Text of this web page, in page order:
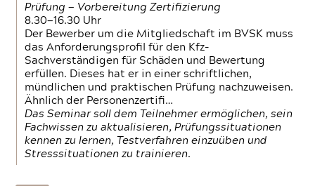
Prüfung — Vorbereitung Zertifizierung
8.30—16.30 Uhr
Der Bewerber um die Mitgliedschaft im BVSK muss
das Anforderungsprofil für den Kfz-
Sachverständigen für Schäden und Bewertung
erfüllen. Dieses hat er in einer schriftlichen,
mündlichen und praktischen Prüfung nachzuweisen.
Ähnlich der Personenzertifi…
Das Seminar soll dem Teilnehmer ermöglichen, sein
Fachwissen zu aktualisieren, Prüfungssituationen
kennen zu lernen, Testverfahren einzuüben und
Stresssituationen zu trainieren.